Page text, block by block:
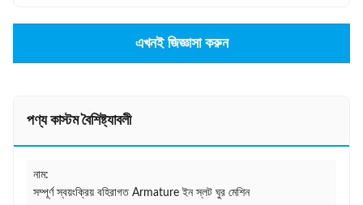
এখনই জিজ্ঞাসা করুন
পণ্য কাস্টম বৈশিষ্ট্যাবলী
নাম:
সম্পূর্ণ স্বয়ংক্রিয় বহিরাগত Armature ইন স্লট ঘুর মেশিন